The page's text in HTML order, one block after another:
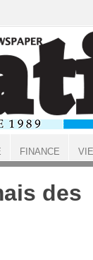
des
FINANCE VIE